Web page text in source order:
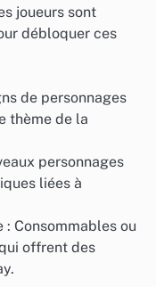
joueurs sont
débloquer ces
de personnages
thème de la
personnages
liées à
: Consommables ou
offrent des